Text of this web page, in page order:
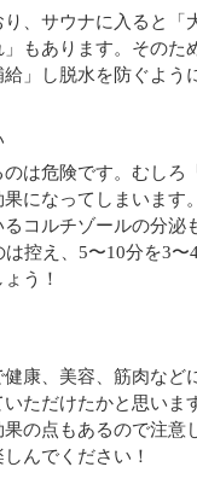
り、サウナに入ると「
もあります。そのた
給」し脱水を防ぐよう
は危険です。むしろ
になってしまいます
コルチゾールの分泌
控え、5〜10分を3〜
う！
康、美容、筋肉など
ただけたかと思いま
の点もあるので注意
んでください！